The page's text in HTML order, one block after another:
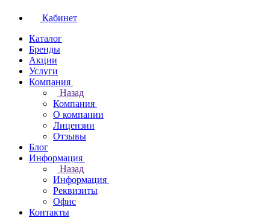
Кабинет
Каталог
Бренды
Акции
Услуги
Компания
Назад
Компания
О компании
Лицензии
Отзывы
Блог
Информация
Назад
Информация
Реквизиты
Офис
Контакты